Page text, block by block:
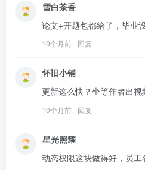
雪白茶香
论文+开题包都给了，毕业
10个月前 回复
怀旧小铺
更新这么快？坐等作者出视
10个月前 回复
星光照耀
动态权限这块做得好，员